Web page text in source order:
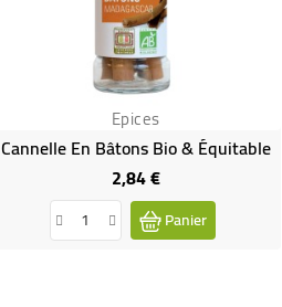
Epices
Cannelle En Bâtons Bio & Équitable
2,84 €Prix
Panier